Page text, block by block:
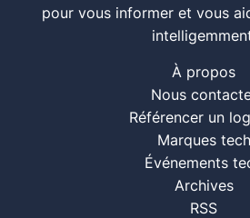
pour vous informer et vous
À propos
Nous
Référencer un
Marques tech
Événements
Archives
RSS